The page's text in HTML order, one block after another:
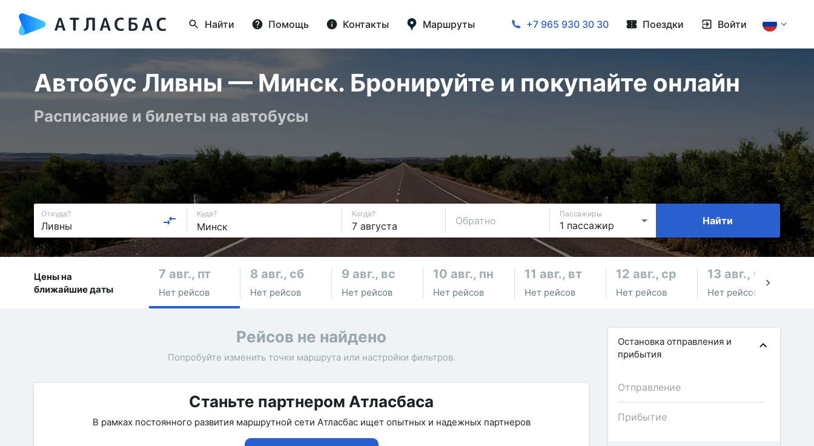
Найти Помощь Контакты Маршруты +7 965 930 30 30 Поездки Войти
Автобус Ливны — Минск. Бронируйте и покупайте онлайн
Расписание и билеты на автобусы
Откуда? Куда? Когда?
Обратно
Пассажиры
Найти
Цены на
ближайшие даты
7 авг., пт
Нет рейсов
8 авг., сб
Нет рейсов
9 авг., вс
Нет рейсов
10 авг., пн
Нет рейсов
11 авг., вт
Нет рейсов
12 авг., ср
Нет рейсов
13 авг., чт
Нет рейсов
Рейсов не найдено
Попробуйте изменить точки маршрута или настройки фильтров.
Станьте партнером Атласбаса
В рамках постоянного развития маршрутной сети Атласбас ищет опытных и надежных партнеров
Остановка отправления и
прибытия